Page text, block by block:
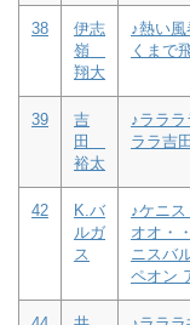
38
伊志
嶺
翔大
♪熱い
くまで
39
吉
田
裕太
♪ララ
ララ吉
42
K.バ
ルガ
ス
♪ケニ
オオ・
ニスバ
ペオン